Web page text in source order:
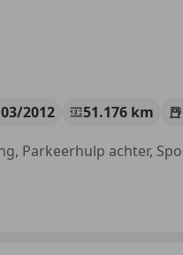
03/2012 51.176 km